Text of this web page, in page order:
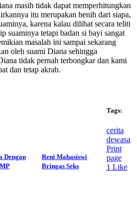
masih tidak dapat memperhitungkan
itu merupakan benih dari siapa,
karena kalau dilihat secara teliti
suaminya tetapi badan si bayi sangat
masalah ini sampai sekarang
oleh suami Diana sehingga
tidak pernah terbongkar dan kami
dan tetap akrab.
Dengan
Reni Mahasiswi
Bringas Seks
Tags:
cerita
dewasa
Print
page
1 Like